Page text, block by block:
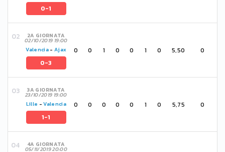
0-1
2A GIORNATA
02/10/2019 19:00
Valencia -Ajax
0-3
0 0 1 0 0 1 0 5,50 0
3A GIORNATA
23/10/2019 19:00
Lille -Valencia
1-1
0 0 0 0 0 1 0 5,75 0
4A GIORNATA
05/11/2019 20:00